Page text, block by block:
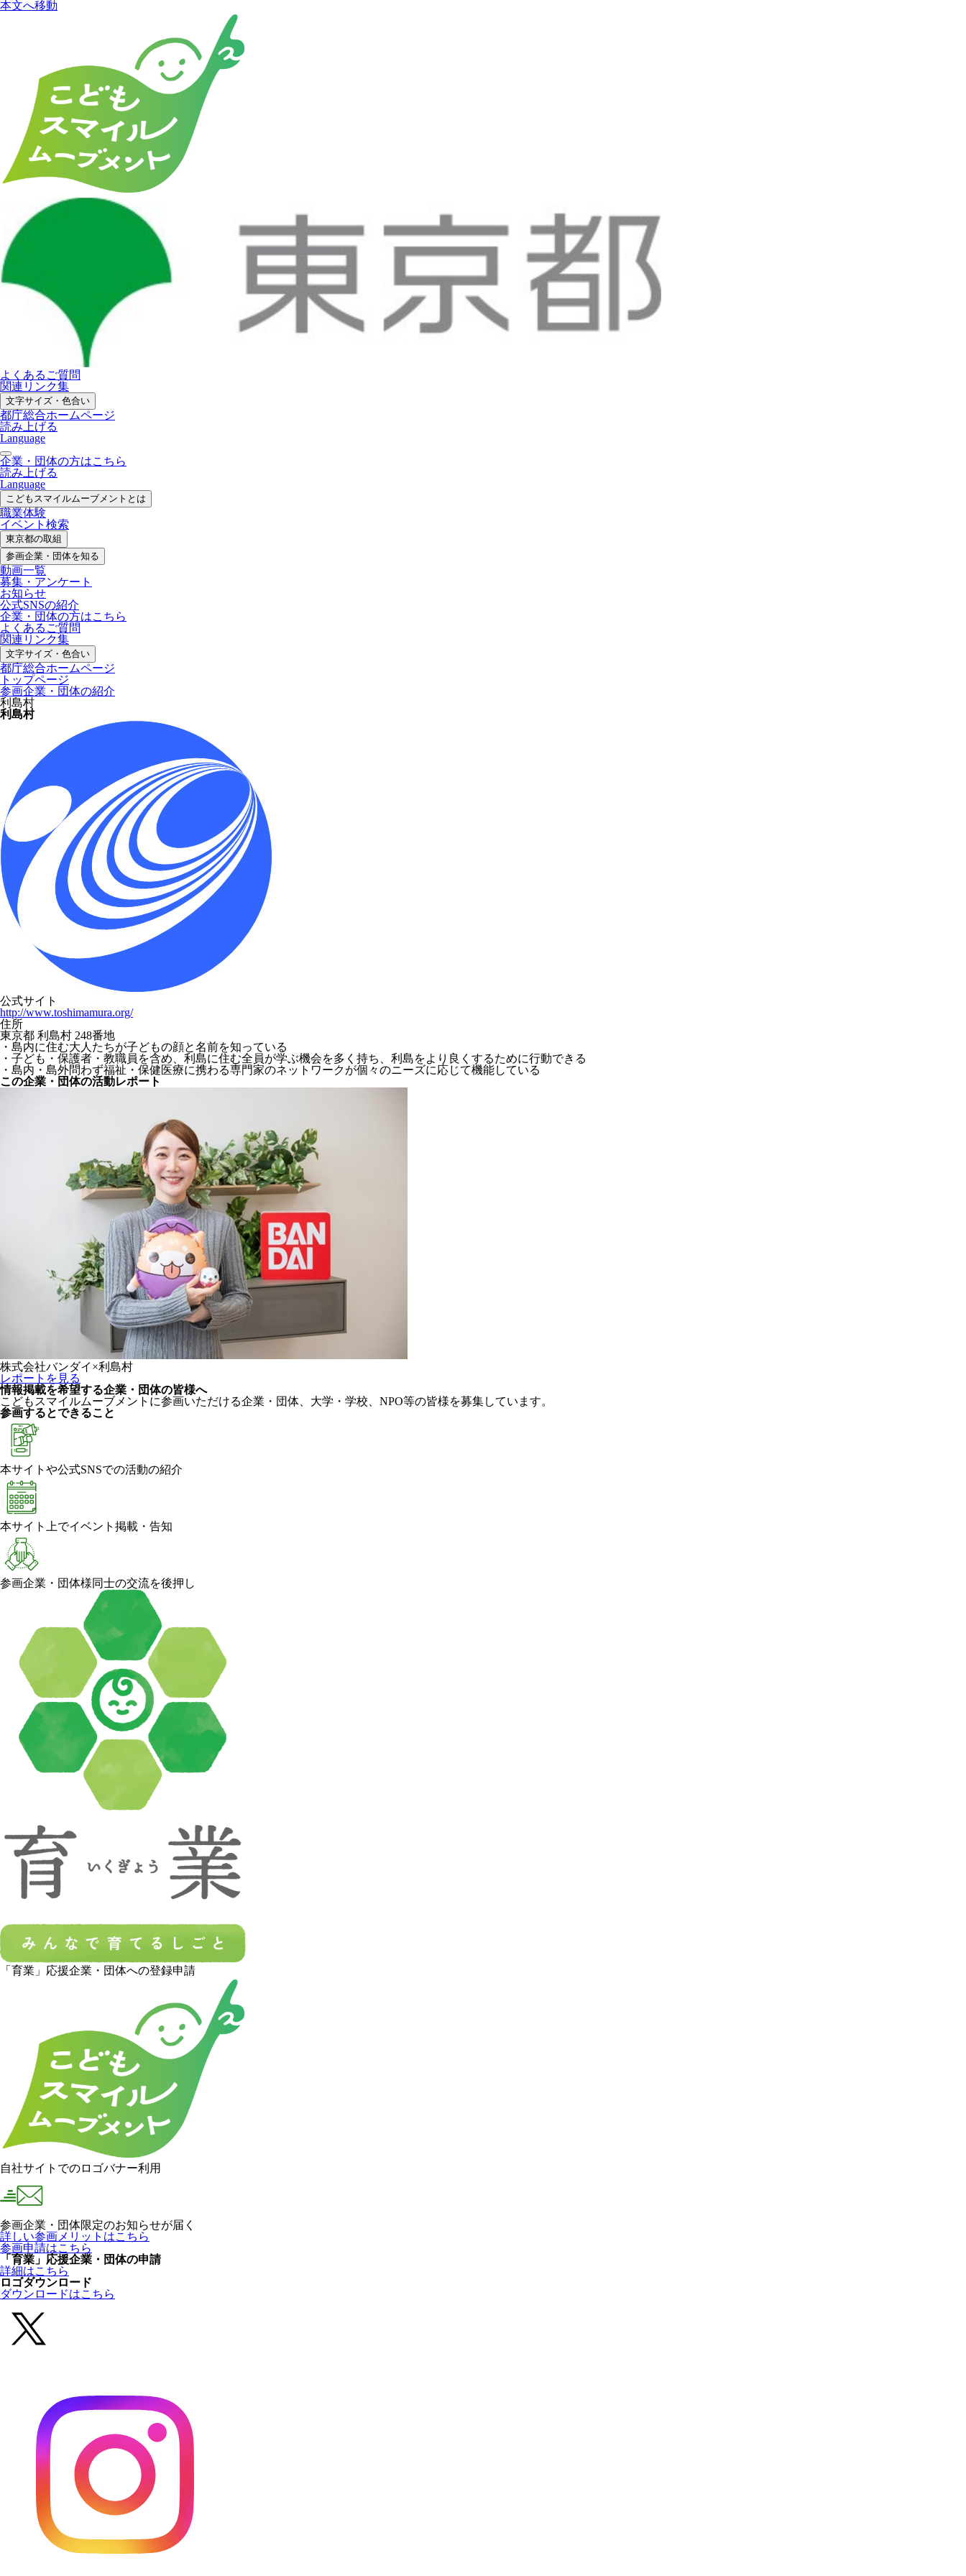
本文へ移動
よくあるご質問
関連リンク集
文字サイズ・色合い
都庁総合ホームページ
読み上げる
Language
企業・団体の方はこちら
読み上げる
Language
こどもスマイルムーブメントとは
職業体験
イベント検索
東京都の取組
参画企業・ 団体を知る
動画一覧
募集・ アンケート
お知らせ
公式SNSの紹介
企業・団体の方はこちら
よくあるご質問
関連リンク集
文字サイズ・色合い
都庁総合ホームページ
トップページ
参画企業・団体の紹介
利島村
利島村
公式サイト
http://www.toshimamura.org/
住所
東京都 利島村 248番地
・島内に住む大人たちが子どもの顔と名前を知っている
・子ども・保護者・教職員を含め、利島に住む全員が学ぶ機会を多く持ち、利島をより良くするために行動できる
・島内・島外問わず福祉・保健医療に携わる専門家のネットワークが個々のニーズに応じて機能している
この企業・団体の活動レポート
株式会社バンダイ×利島村
レポートを見る
情報掲載を希望する企業・団体の皆様へ
こどもスマイルムーブメントに参画いただける企業・団体、大学・学校、NPO等の皆様を募集しています。
参画するとできること
本サイトや公式SNSでの活動の紹介
本サイト上でイベント掲載・告知
参画企業・団体様同士の交流を後押し
「育業」応援企業・団体への登録申請
自社サイトでのロゴバナー利用
参画企業・団体限定のお知らせが届く
詳しい参画メリットはこちら
参画申請はこちら
「育業」応援企業・団体の申請
詳細はこちら
ロゴダウンロード
ダウンロードはこちら